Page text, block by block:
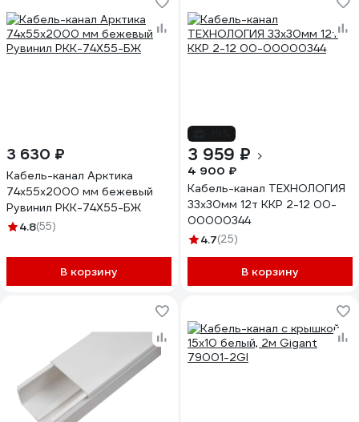
3 630 ₽
Кабель-канал Арктика
74x55x2000 мм бежевый
Рувинил РКК-74Х55-БЖ
4.8(55)
В корзину
3 959 ₽
4 900 ₽
Кабель-канал ТЕХНОЛОГИЯ
33x30мм 12т ККР 2-12 00-
00000344
4.7(25)
В корзину